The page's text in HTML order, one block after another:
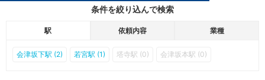
条件を絞り込んで検索
駅 依頼内容 業種
会津坂下駅 (2) 若宮駅 (1) 塔寺駅 (0) 会津坂本駅 (0)